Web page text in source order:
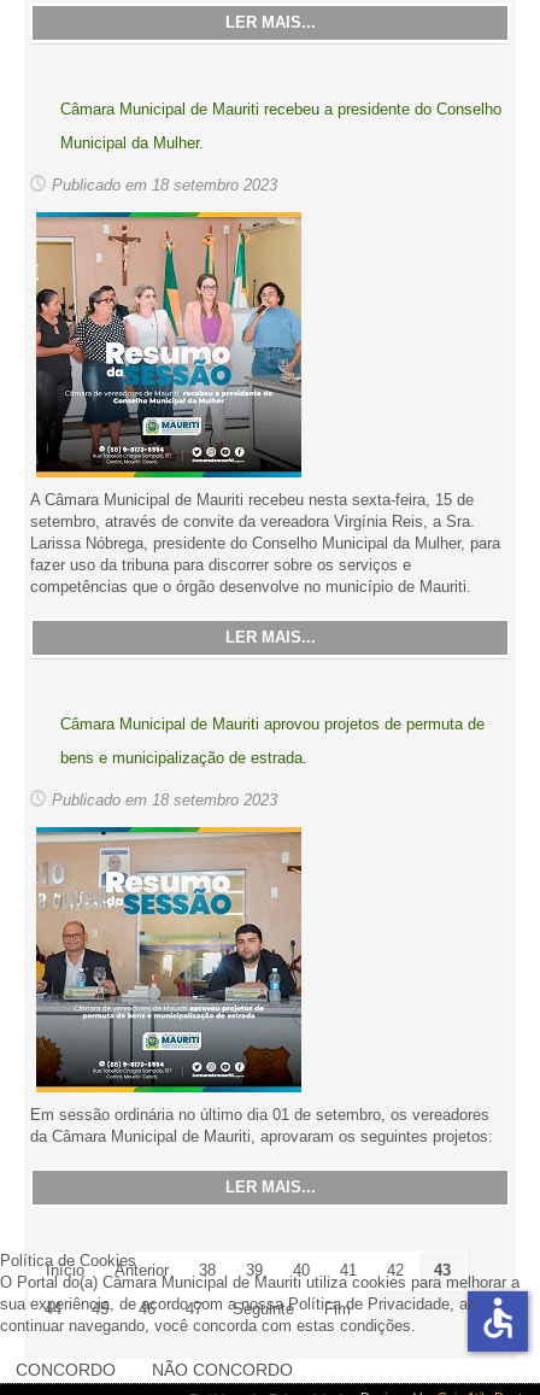
LER MAIS...
Câmara Municipal de Mauriti recebeu a presidente do Conselho
Municipal da Mulher.
Publicado em 18 setembro 2023
A Câmara Municipal de Mauriti recebeu nesta sexta-feira, 15 de
setembro, através de convite da vereadora Virgínia Reis, a Sra.
Larissa Nóbrega, presidente do Conselho Municipal da Mulher, para
fazer uso da tribuna para discorrer sobre os serviços e
competências que o órgão desenvolve no município de Mauriti.
LER MAIS...
Câmara Municipal de Mauriti aprovou projetos de permuta de
bens e municipalização de estrada.
Publicado em 18 setembro 2023
Em sessão ordinária no último dia 01 de setembro, os vereadores
da Câmara Municipal de Mauriti, aprovaram os seguintes projetos:
LER MAIS...
Início Anterior 38 39 40 41 42 43
44 45 46 47 Seguinte Fim
Política de Cookies
O Portal do(a) Câmara Municipal de Mauriti utiliza cookies para melhorar a
sua experiência, de acordo com a nossa Política de Privacidade, ao
continuar navegando, você concorda com estas condições.
CONCORDO NÃO CONCORDO
accessible